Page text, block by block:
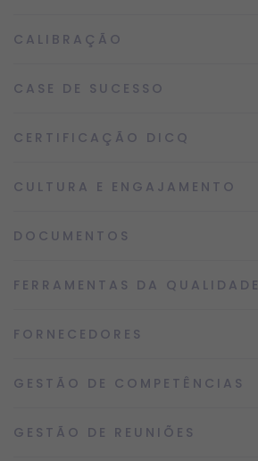
CALIBRAÇÃO
CASE DE SUCESSO
CERTIFICAÇÃO DICQ
CULTURA E ENGAJAMENTO
DOCUMENTOS
FERRAMENTAS DA QUALIDADE
FORNECEDORES
GESTÃO DE COMPETÊNCIAS
GESTÃO DE REUNIÕES